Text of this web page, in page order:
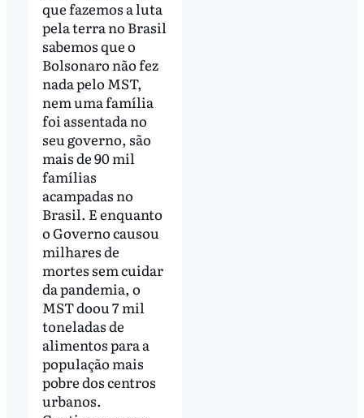
que fazemos a luta
pela terra no Brasil
sabemos que o
Bolsonaro não fez
nada pelo MST,
nem uma família
foi assentada no
seu governo, são
mais de 90 mil
famílias
acampadas no
Brasil. E enquanto
o Governo causou
milhares de
mortes sem cuidar
da pandemia, o
MST doou 7 mil
toneladas de
alimentos para a
população mais
pobre dos centros
urbanos.